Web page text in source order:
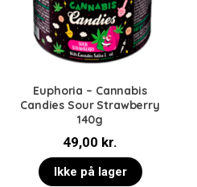
Euphoria – Cannabis
Candies Sour Strawberry
140g
49,00 kr.
Ikke på lager